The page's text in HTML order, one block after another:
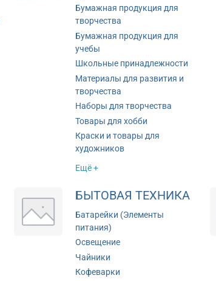
Бумажная продукция для
творчества
Бумажная продукция для
учебы
Школьные принадлежности
Материалы для развития и
творчества
Наборы для творчества
Товары для хобби
Краски и товары для
художников
Ещё +
БЫТОВАЯ ТЕХНИКА
Батарейки (Элементы
питания)
Освещение
Чайники
Кофеварки